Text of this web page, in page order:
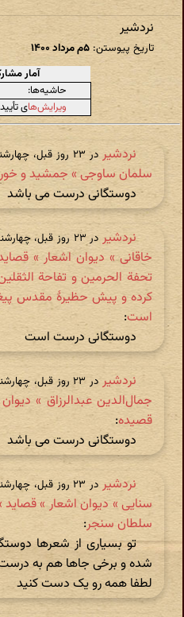
نردشیر
تاریخ پیوستن: ۵م مرداد ۱۴۰۰
آمار
حاشیه‌ها:
ویرایش‌های
نردشیر در ‫۲۳ روز قبل، چهارشنبه ۲۴ تیر ۱۴۰۵، ساعت ۱۸:۰۲
سلمان ساوجی » جمشید و خورشید
دوستگانی درست می باشد
نردشیر در ‫۲۳ روز قبل، چهارشنبه ۲۴ تیر ۱۴۰۵، ساعت ۱۷:۵۸
تحفة الحرمین و تفاحة
کرده و پیش حظیرهٔ مقدس
است:
دوستگانی درست است
نردشیر در ‫۲۳ روز قبل، چهارشنبه ۲۴ تیر ۱۴۰۵، ساعت ۱۷:۵۶
قصیده:
دوستگانی درست می باشد
نردشیر در ‫۲۳ روز قبل، چهارشنبه ۲۴ تیر ۱۴۰۵، ساعت ۱۷:۵۶
سلطان سنجر:
تو بسیاری از شعرها
شده و برخی جاها هم به
لطفا همه رو یک دست کنید